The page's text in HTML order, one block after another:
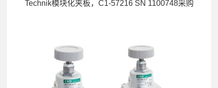
Technik模块化夹板，C1-57216 SN 1100748采购